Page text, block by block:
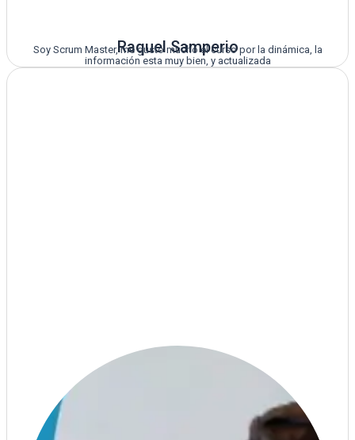
Raquel Samperio
Soy Scrum Master, me gusto mucho el curso por la dinámica, la
información esta muy bien, y actualizada